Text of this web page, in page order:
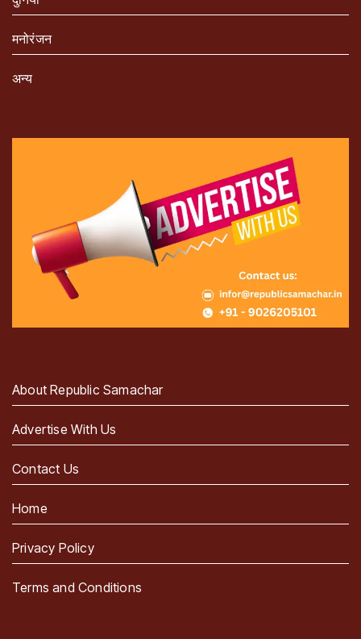
मनोरंजन
अन्य
About Republic Samachar
Advertise With Us
Contact Us
Home
Privacy Policy
Terms and Conditions